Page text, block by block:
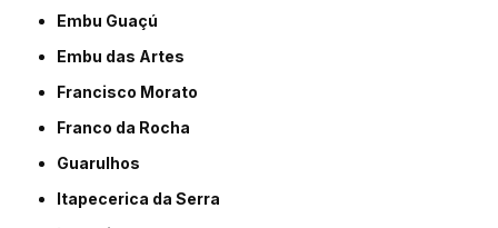
Embu Guaçú
Embu das Artes
Francisco Morato
Franco da Rocha
Guarulhos
Itapecerica da Serra